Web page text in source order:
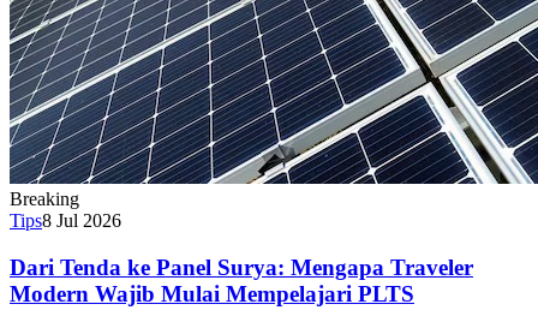
Breaking
Tips8 Jul 2026
Dari Tenda ke Panel Surya: Mengapa Traveler
Modern Wajib Mulai Mempelajari PLTS